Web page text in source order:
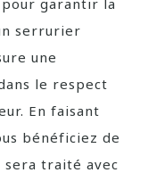
garantir la
serrurier
une
le respect
En faisant
bénéficiez de
sera traité avec